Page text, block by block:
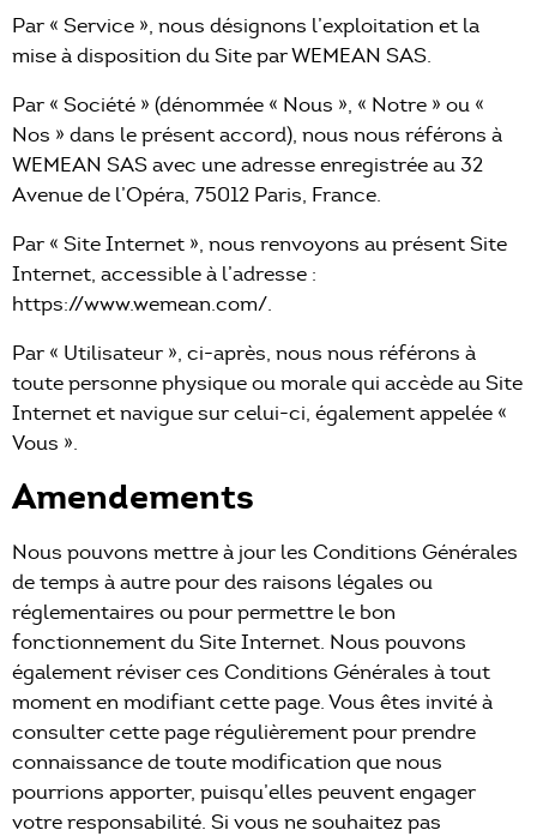
Par « Service », nous désignons l’exploitation et la
mise à disposition du Site par WEMEAN SAS.
Par « Société » (dénommée « Nous », « Notre » ou «
Nos » dans le présent accord), nous nous référons à
WEMEAN SAS avec une adresse enregistrée au 32
Avenue de l’Opéra, 75012 Paris, France.
Par « Site Internet », nous renvoyons au présent Site
Internet, accessible à l’adresse :
https://www.wemean.com/.
Par « Utilisateur », ci-après, nous nous référons à
toute personne physique ou morale qui accède au Site
Internet et navigue sur celui-ci, également appelée «
Vous ».
Amendements
Nous pouvons mettre à jour les Conditions Générales
de temps à autre pour des raisons légales ou
réglementaires ou pour permettre le bon
fonctionnement du Site Internet. Nous pouvons
également réviser ces Conditions Générales à tout
moment en modifiant cette page. Vous êtes invité à
consulter cette page régulièrement pour prendre
connaissance de toute modification que nous
pourrions apporter, puisqu’elles peuvent engager
votre responsabilité. Si vous ne souhaitez pas